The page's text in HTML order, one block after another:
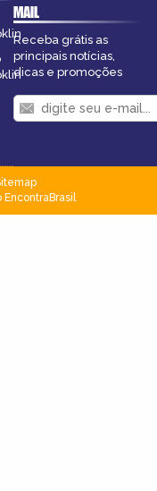
MAIL
Receba grátis as
principais notícias,
dicas e promoções